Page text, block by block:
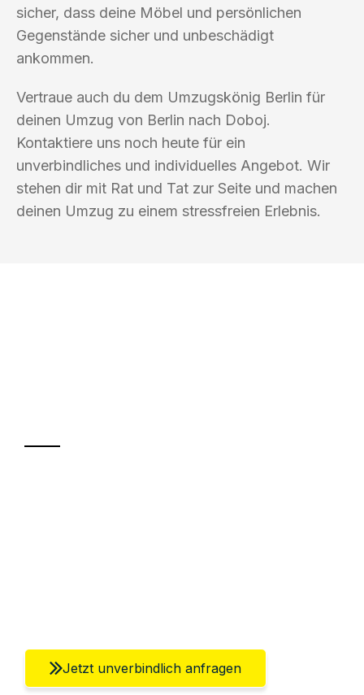
sicher, dass deine Möbel und persönlichen
Gegenstände sicher und unbeschädigt
ankommen.
Vertraue auch du dem Umzugskönig Berlin für
deinen Umzug von Berlin nach Doboj.
Kontaktiere uns noch heute für ein
unverbindliches und individuelles Angebot. Wir
stehen dir mit Rat und Tat zur Seite und machen
deinen Umzug zu einem stressfreien Erlebnis.
Jetzt unverbindlich anfragen